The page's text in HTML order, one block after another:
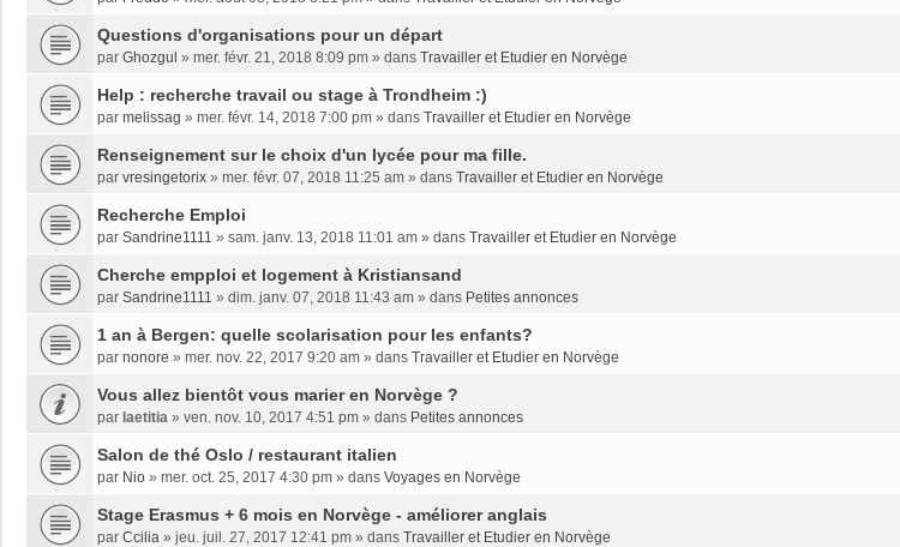
Questions d'organisations pour un départ
par Ghozgul » mer. févr. 21, 2018 8:09 pm » dans Travailler et Etudier en Norvège
Help : recherche travail ou stage à Trondheim :)
par melissag » mer. févr. 14, 2018 7:00 pm » dans Travailler et Etudier en Norvège
Renseignement sur le choix d'un lycée pour ma fille.
par vresingetorix » mer. févr. 07, 2018 11:25 am » dans Travailler et Etudier en Norvège
Recherche Emploi
par Sandrine1111 » sam. janv. 13, 2018 11:01 am » dans Travailler et Etudier en Norvège
Cherche empploi et logement à Kristiansand
par Sandrine1111 » dim. janv. 07, 2018 11:43 am » dans Petites annonces
1 an à Bergen: quelle scolarisation pour les enfants?
par nonore » mer. nov. 22, 2017 9:20 am » dans Travailler et Etudier en Norvège
Vous allez bientôt vous marier en Norvège ?
par laetitia » ven. nov. 10, 2017 4:51 pm » dans Petites annonces
Salon de thé Oslo / restaurant italien
par Nio » mer. oct. 25, 2017 4:30 pm » dans Voyages en Norvège
Stage Erasmus + 6 mois en Norvège - améliorer anglais
par Ccilia » jeu. juil. 27, 2017 12:41 pm » dans Travailler et Etudier en Norvège